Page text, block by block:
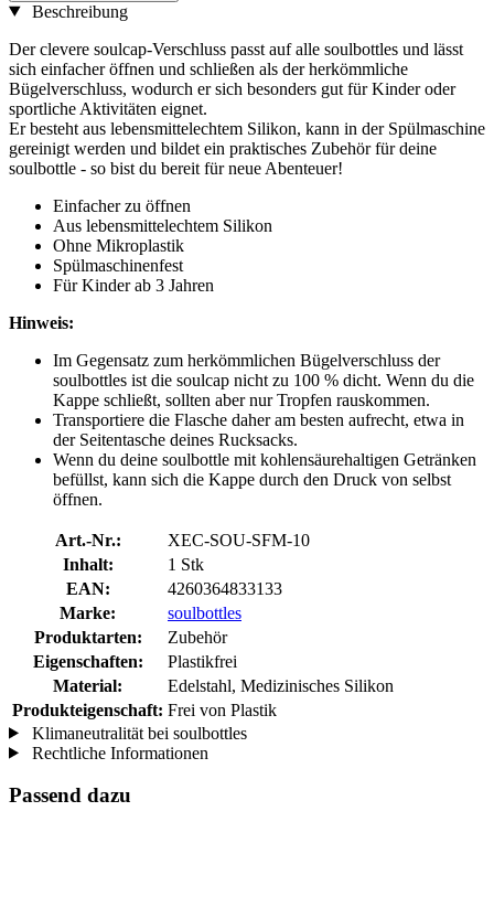
Beschreibung
Der clevere soulcap-Verschluss passt auf alle soulbottles und lässt
sich einfacher öffnen und schließen als der herkömmliche
Bügelverschluss, wodurch er sich besonders gut für Kinder oder
sportliche Aktivitäten eignet.
Er besteht aus lebensmittelechtem Silikon, kann in der Spülmaschine
gereinigt werden und bildet ein praktisches Zubehör für deine
soulbottle - so bist du bereit für neue Abenteuer!
Einfacher zu öffnen
Aus lebensmittelechtem Silikon
Ohne Mikroplastik
Spülmaschinenfest
Für Kinder ab 3 Jahren
Hinweis:
Im Gegensatz zum herkömmlichen Bügelverschluss der
soulbottles ist die soulcap nicht zu 100 % dicht. Wenn du die
Kappe schließt, sollten aber nur Tropfen rauskommen.
Transportiere die Flasche daher am besten aufrecht, etwa in
der Seitentasche deines Rucksacks.
Wenn du deine soulbottle mit kohlensäurehaltigen Getränken
befüllst, kann sich die Kappe durch den Druck von selbst
öffnen.
Art.-Nr.:
XEC-SOU-SFM-10
Inhalt:
1 Stk
EAN:
4260364833133
Marke:
soulbottles
Produktarten:
Zubehör
Eigenschaften:
Plastikfrei
Material:
Edelstahl, Medizinisches Silikon
Produkteigenschaft: Frei von Plastik
Klimaneutralität bei soulbottles
Rechtliche Informationen
Passend dazu